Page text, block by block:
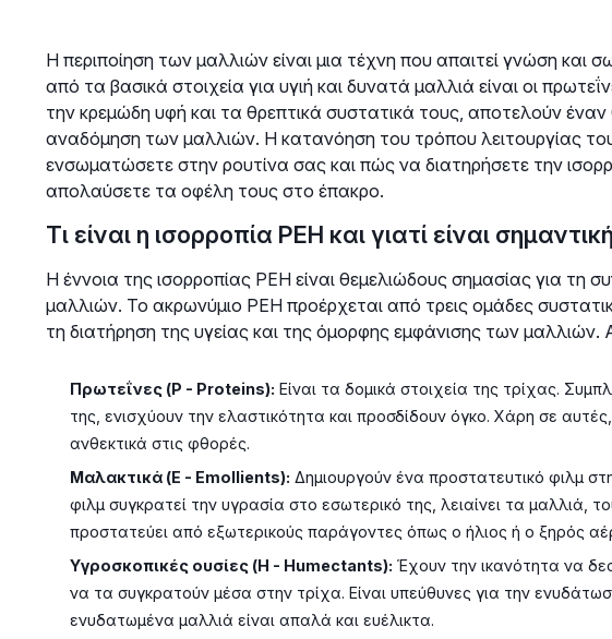
Η περιποίηση των μαλλιών είναι μια τέχνη που απαιτεί γνώση και
από τα βασικά στοιχεία για υγιή και δυνατά μαλλιά είναι οι
την κρεμώδη υφή και τα θρεπτικά συστατικά τους, αποτελούν
αναδόμηση των μαλλιών. Η κατανόηση του τρόπου λειτουργίας
ενσωματώσετε στην ρουτίνα σας και πώς να διατηρήσετε την
απολαύσετε τα οφέλη τους στο έπακρο.
Τι είναι η ισορροπία PEH και γιατί είναι
Η έννοια της ισορροπίας PEH είναι θεμελιώδους σημασίας για τη
μαλλιών. Το ακρωνύμιο PEH προέρχεται από τρεις ομάδες
τη διατήρηση της υγείας και της όμορφης εμφάνισης των μαλλιών.
Πρωτεΐνες (P - Proteins): Είναι τα δομικά στοιχεία της τρίχας.
της, ενισχύουν την ελαστικότητα και προσδίδουν όγκο. Χάρη σε
ανθεκτικά στις φθορές.
Μαλακτικά (E - Emollients): Δημιουργούν ένα προστατευτικό φιλμ
φιλμ συγκρατεί την υγρασία στο εσωτερικό της, λειαίνει τα μαλλιά,
προστατεύει από εξωτερικούς παράγοντες όπως ο ήλιος ή ο ξηρός
Υγροσκοπικές ουσίες (H - Humectants): Έχουν την ικανότητα να
να τα συγκρατούν μέσα στην τρίχα. Είναι υπεύθυνες για την
ενυδατωμένα μαλλιά είναι απαλά και ευέλικτα.